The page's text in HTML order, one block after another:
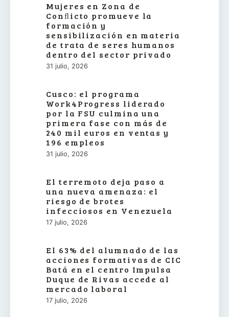
Mujeres en Zona de
Conﬂicto promueve la
formación y
sensibilización en materia
de trata de seres humanos
dentro del sector privado
31 julio, 2026
Cusco: el programa
Work4Progress liderado
por la FSU culmina una
primera fase con más de
240 mil euros en ventas y
196 empleos
31 julio, 2026
El terremoto deja paso a
una nueva amenaza: el
riesgo de brotes
infecciosos en Venezuela
17 julio, 2026
El 63% del alumnado de las
acciones formativas de CIC
Batá en el centro Impulsa
Duque de Rivas accede al
mercado laboral
17 julio, 2026